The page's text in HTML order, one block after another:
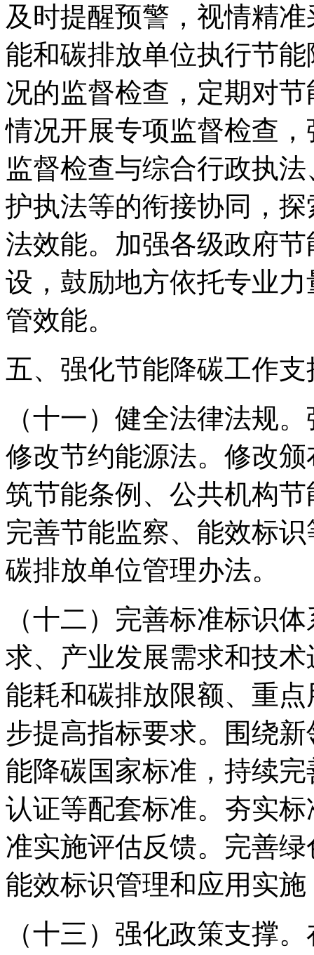
及时提醒预警，视情精
能和碳排放单位执行节
况的监督检查，定期对
情况开展专项监督检查
监督检查与综合行政执
护执法等的衔接协同，
法效能。加强各级政府
设，鼓励地方依托专业
管效能。
五、强化节能降碳工作支
（十一）健全法律法规
修改节约能源法。修改
筑节能条例、公共机构
完善节能监察、能效标
碳排放单位管理办法。
（十二）完善标准标识
求、产业发展需求和技
能耗和碳排放限额、重
步提高指标要求。围绕
能降碳国家标准，持续
认证等配套标准。夯实
准实施评估反馈。完善
能效标识管理和应用实
（十三）强化政策支撑